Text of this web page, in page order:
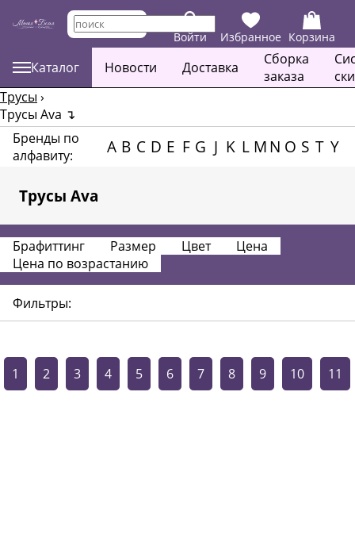
Войти Избранное Корзина
Каталог Новости Доставка
Сборка
заказа
Трусы ›
Трусы Ava ↴
Бренды по
алфавиту:
A B C D E F G J K L MN O S T Y
Трусы Ava
Брафиттинг Размер Цвет
Цена
Цена по возрастанию
Фильтры:
1 2 3 4 5 6 7 8 9 10 11